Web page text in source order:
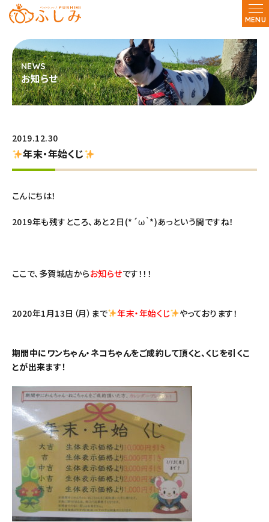
MENU
お知らせ
2019.12.30
年末・年始くじ
こんにちは！
2019年も残すところ、あと２日(*´ω｀*)あっという間ですね！
ここで、多賀城店からお知らせです！！！
2020年1月13日（月）まで 年末・年始くじ やっております！
期間中にワンちゃん・ネコちゃんをご成約して頂くと、くじを引くこ
とが出来ます！